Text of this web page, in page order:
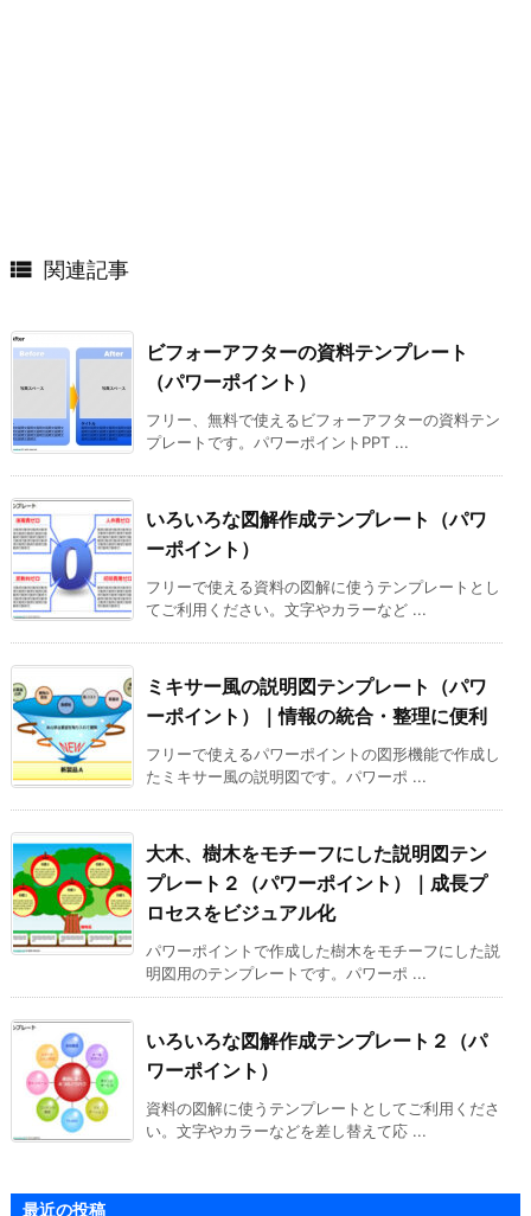
 関連記事
ビフォーアフターの資料テンプレート
（パワーポイント）
フリー、無料で使えるビフォーアフターの資料テン
プレートです。パワーポイントPPT ...
いろいろな図解作成テンプレート（パワ
ーポイント）
フリーで使える資料の図解に使うテンプレートとし
てご利用ください。文字やカラーなど ...
ミキサー風の説明図テンプレート（パワ
ーポイント）｜情報の統合・整理に便利
フリーで使えるパワーポイントの図形機能で作成し
たミキサー風の説明図です。パワーポ ...
大木、樹木をモチーフにした説明図テン
プレート２（パワーポイント）｜成長プ
ロセスをビジュアル化
パワーポイントで作成した樹木をモチーフにした説
明図用のテンプレートです。パワーポ ...
いろいろな図解作成テンプレート２（パ
ワーポイント）
資料の図解に使うテンプレートとしてご利用くださ
い。文字やカラーなどを差し替えて応 ...
最近の投稿